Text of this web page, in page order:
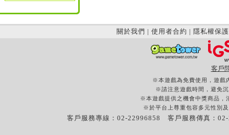
關於我們 | 使用者合約 | 隱私權保護
客戶
※本遊戲為免費使用，遊戲
※請注意遊戲時間，避免
※本遊戲提供之機會中獎商品，
※於平台上尊重包容多元性別
客戶服務專線：02-22996858 客戶服務傳真：